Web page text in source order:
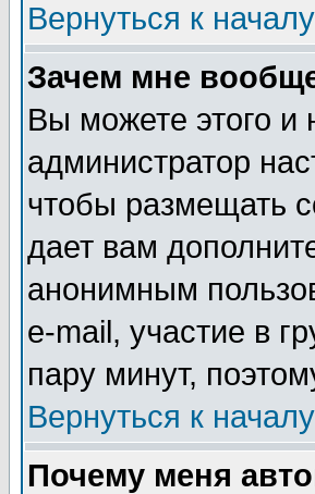
Вернуться к началу
Зачем мне
Вы можете этого и
администратор
чтобы размещать
дает вам
анонимным
e-mail, участие в
пару минут,
Вернуться к началу
Почему меня